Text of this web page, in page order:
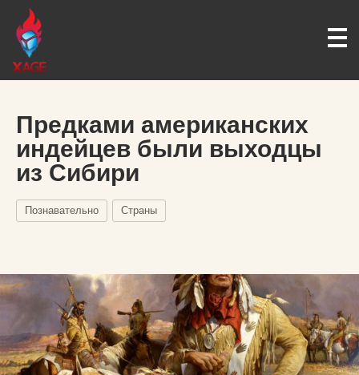
Предками американских
индейцев были выходцы
из Сибири
Познавательно Страны